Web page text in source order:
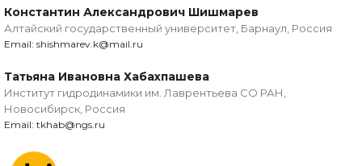
Константин Александрович Шишмарев
Алтайский государственный университет, Барнаул, Россия
Email: shishmarev.k@mail.ru
Татьяна Ивановна Хабахпашева
Институт гидродинамики им. Лаврентьева СО РАН,
Новосибирск, Россия
Email: tkhab@ngs.ru